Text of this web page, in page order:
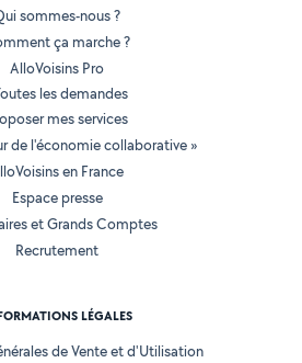
sommes-nous ?
ça marche ?
AlloVoisins Pro
les demandes
mes services
de l'économie collaborative »
en France
Espace presse
et Grands Comptes
Recrutement
LÉGALES
de Vente et d'Utilisation